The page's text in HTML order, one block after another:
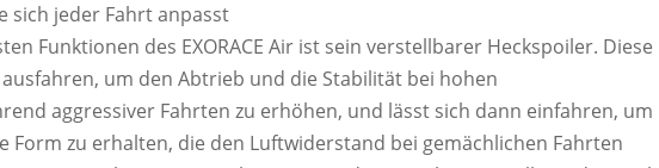
sich jeder Fahrt anpasst
Funktionen des EXORACE Air ist sein verstellbarer Heckspoiler. Diese
um den Abtrieb und die Stabilität bei hohen
aggressiver Fahrten zu erhöhen, und lässt sich dann einfahren, um
Form zu erhalten, die den Luftwiderstand bei gemächlichen Fahrten